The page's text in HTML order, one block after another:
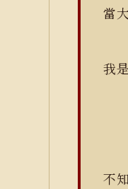
當
我
不